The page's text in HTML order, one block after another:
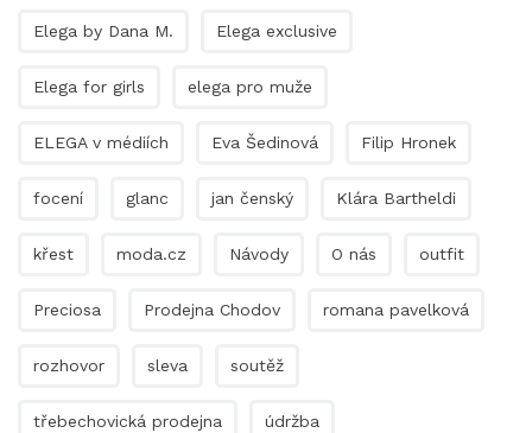
Elega by Dana M. Elega exclusive
Elega for girls elega pro muže
ELEGA v médiích Eva Šedinová Filip Hronek
focení glanc jan čenský Klára Bartheldi
křest moda.cz Návody O nás outfit
Preciosa Prodejna Chodov romana pavelková
rozhovor sleva soutěž
třebechovická prodejna údržba